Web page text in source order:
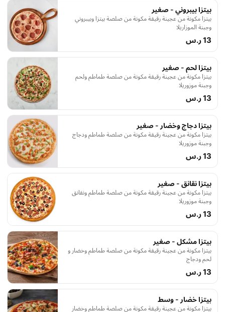
بيتزا بيبروني - صغير
بيتزا مكونة من عجينة رقيقة مكونة من صلصة بيتزا وبيبروني
وجبنة الموزاريلا
13 ر.س
بيتزا لحم - صغير
بيتزا مكونة من عجينة رقيقة مكونة من صلصة طماطم ولحم
وجبنة موزوريلا
13 ر.س
بيتزا دجاج وخضار - صغير
بيتزا مكونة من عجينة رقيقة مكونة من صلصة طماطم ودجاج
وجبنة موزوريلا
13 ر.س
بيتزا نقانق - صغير
بيتزا مكونة من عجينة رقيقة مكونة من صلصة طماطم ونقانق
وجبنة موزوريلا
13 ر.س
بيتزا مشكل - صغير
بيتزا مكونة من عجينة رقيقة مكونة من صلصة طماطم وخضار و
لحم ودجاج
13 ر.س
بيتزا خضار - وسط
بيتزا مكونة من عجينة رقيقة مكونة من صلصة طماطم وخضار